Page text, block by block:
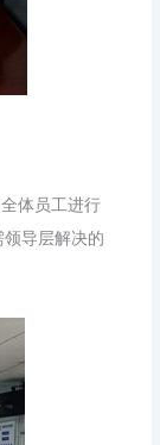
体员工进行
领导层解决的